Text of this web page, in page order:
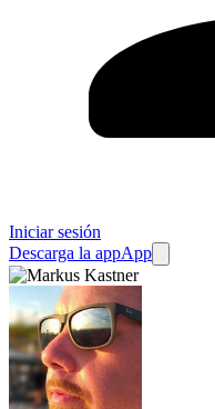
Iniciar sesión
Descarga la appApp